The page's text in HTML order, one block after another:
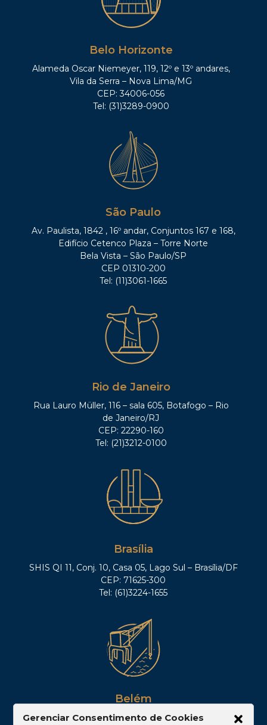
Belo Horizonte
Alameda Oscar Niemeyer, 119, 12º e 13º andares,
Vila da Serra – Nova Lima/MG
CEP: 34006-056
Tel: (31)3289-0900
São Paulo
Av. Paulista, 1842 , 16º andar, Conjuntos 167 e 168,
Edifício Cetenco Plaza – Torre Norte
Bela Vista – São Paulo/SP
CEP 01310-200
Tel: (11)3061-1665
Rio de Janeiro
Rua Lauro Müller, 116 – sala 605, Botafogo – Rio
de Janeiro/RJ
CEP: 22290-160
Tel: (21)3212-0100
Brasília
SHIS QI 11, Conj. 10, Casa 05, Lago Sul – Brasília/DF
CEP: 71625-300
Tel: (61)3224-1655
Belém
Av. Visconde de Souza Franco, 05, Sala 2102 –
Gerenciar Consentimento de Cookies